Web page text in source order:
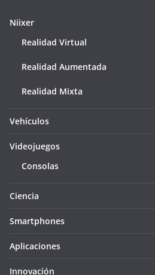
Niixer
Realidad Virtual
Realidad Aumentada
Realidad Mixta
Vehículos
Videojuegos
Consolas
Ciencia
Smartphones
Aplicaciones
Innovación